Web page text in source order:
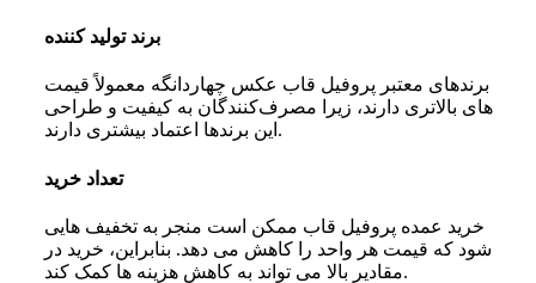
برند تولید کننده
برندهای معتبر پروفیل قاب عکس چهاردانگه معمولاً قیمت
‌های بالاتری دارند، زیرا مصرف‌کنندگان به کیفیت و طراحی
این برندها اعتماد بیشتری دارند.
تعداد خرید
خرید عمده پروفیل قاب ممکن است منجر به تخفیف ‌هایی
شود که قیمت هر واحد را کاهش می‌ دهد. بنابراین، خرید در
مقادیر بالا می‌ تواند به کاهش هزینه ها کمک کند.